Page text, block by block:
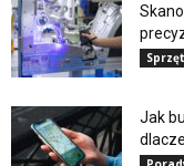
Sprzęt
Jak